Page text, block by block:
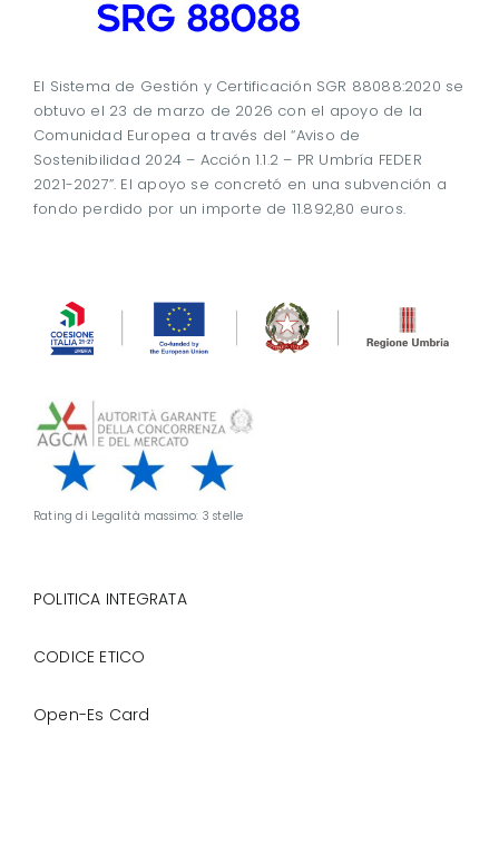
El Sistema de Gestión y Certificación SGR 88088:2020 se
obtuvo el 23 de marzo de 2026 con el apoyo de la
Comunidad Europea a través del “Aviso de
Sostenibilidad 2024 – Acción 1.1.2 – PR Umbría FEDER
2021-2027”. El apoyo se concretó en una subvención a
fondo perdido por un importe de 11.892,80 euros.
Rating di Legalità massimo: 3 stelle
POLITICA INTEGRATA
CODICE ETICO
Open-Es Card